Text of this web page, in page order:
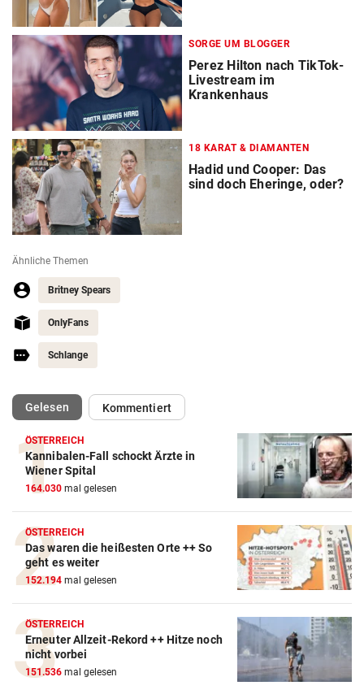
SORGE UM BLOGGER
Perez Hilton nach TikTok-
Livestream im
Krankenhaus
18 KARAT & DIAMANTEN
Hadid und Cooper: Das
sind doch Eheringe, oder?
Ähnliche Themen
Britney Spears
OnlyFans
Schlange
Gelesen(ausgewählt)Kommentiert
ÖSTERREICH
Kannibalen-Fall schockt Ärzte in
Wiener Spital
164.030 mal gelesen
ÖSTERREICH
Das waren die heißesten Orte ++ So
geht es weiter
152.194 mal gelesen
ÖSTERREICH
Erneuter Allzeit-Rekord ++ Hitze noch
nicht vorbei
151.536 mal gelesen